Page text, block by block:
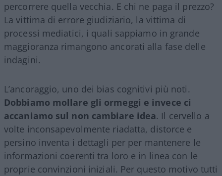
percorrere quella vecchia. E chi ne paga il prezzo?
La vittima di errore giudiziario, la vittima di
processi mediatici, i quali sappiamo in grande
maggioranza rimangono ancorati alla fase delle
indagini.
L’ancoraggio, uno dei bias cognitivi più noti.
Dobbiamo mollare gli ormeggi e invece ci
accaniamo sul non cambiare idea. Il cervello a
volte inconsapevolmente riadatta, distorce e
persino inventa i dettagli per per mantenere le
informazioni coerenti tra loro e in linea con le
proprie convinzioni iniziali. Per questo motivo tutti